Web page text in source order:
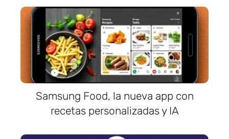
Samsung Food, la nueva app con
recetas personalizadas y IA